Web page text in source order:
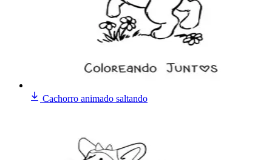
Cachorro animado saltando